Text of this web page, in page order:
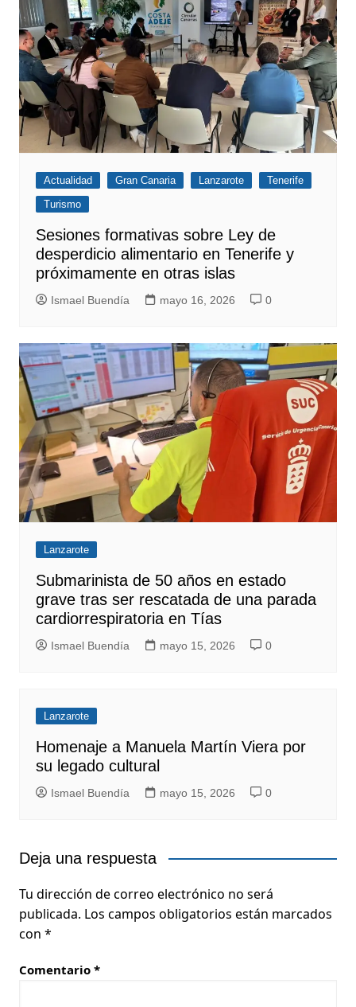
Actualidad Gran Canaria Lanzarote
Tenerife
Turismo
Sesiones formativas sobre Ley de
desperdicio alimentario en Tenerife y
próximamente en otras islas
Ismael Buendía mayo 16, 2026 0
Lanzarote
Submarinista de 50 años en estado
grave tras ser rescatada de una parada
cardiorrespiratoria en Tías
Ismael Buendía mayo 15, 2026 0
Lanzarote
Homenaje a Manuela Martín Viera por
su legado cultural
Ismael Buendía mayo 15, 2026 0
Deja una respuesta
Tu dirección de correo electrónico no será
publicada. Los campos obligatorios están marcados
con *
Comentario *